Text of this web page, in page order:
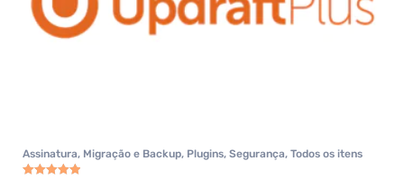
Assinatura, Migração e Backup, Plugins, Segurança, Todos os itens